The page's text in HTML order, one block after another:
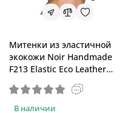
Митенки из эластичной
экокожи Noir Handmade
F213 Elastic Eco Leather
Fingerless Gloves, XL
В наличии